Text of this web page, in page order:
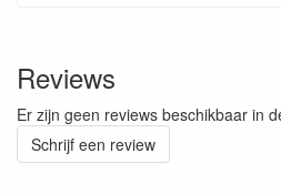
Reviews
Er zijn geen reviews beschikbaar in
Schrijf een review